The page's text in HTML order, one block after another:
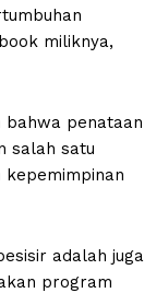
miliknya,
bahwa penataan
salah satu
adalah juga
program